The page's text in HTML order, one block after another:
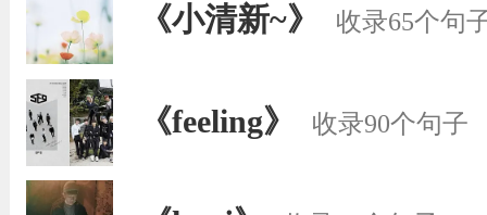
《小清新~》 收录65个句
《feeling》 收录90个句子